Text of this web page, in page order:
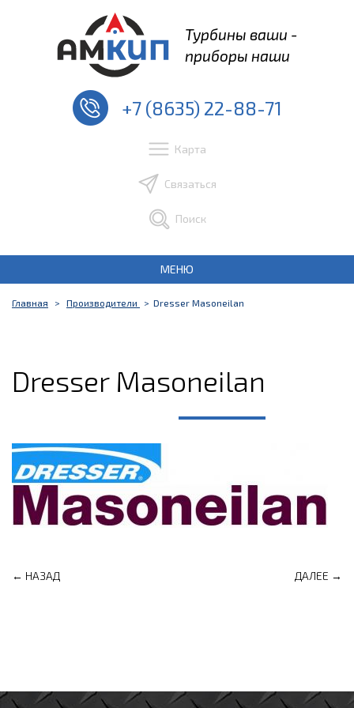
Турбины ваши -
приборы наши
+7 (8635) 22-88-71
Карта
Связаться
Поиск
МЕНЮ
Главная Производители Dresser Masoneilan
Dresser Masoneilan
← НАЗАД ДАЛЕЕ →